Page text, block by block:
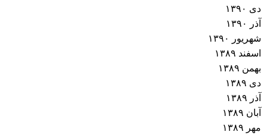
دی ۱۳۹۰
آذر ۱۳۹۰
شهریور ۱۳۹۰
اسفند ۱۳۸۹
بهمن ۱۳۸۹
دی ۱۳۸۹
آذر ۱۳۸۹
آبان ۱۳۸۹
مهر ۱۳۸۹